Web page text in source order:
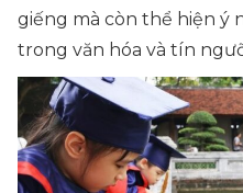
giếng mà còn thể hiện ý
trong văn hóa và tín